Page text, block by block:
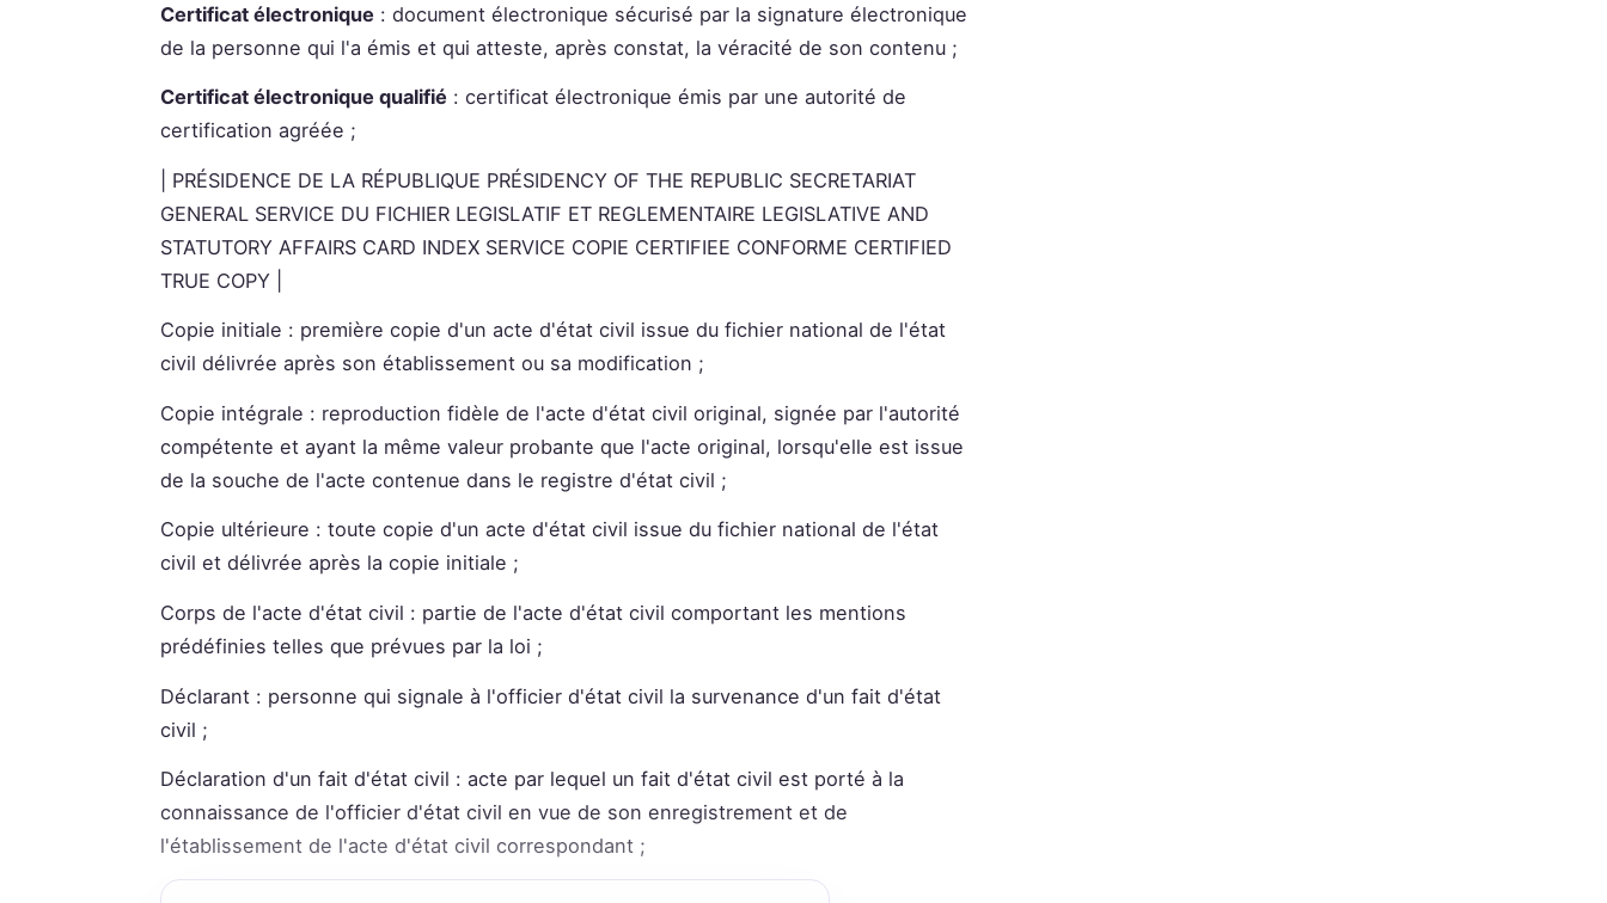
Certificat électronique : document électronique sécurisé par la signature électronique
de la personne qui l'a émis et qui atteste, après constat, la véracité de son contenu ;
Certificat électronique qualifié : certificat électronique émis par une autorité de
certification agréée ;
| PRÉSIDENCE DE LA RÉPUBLIQUE PRÉSIDENCY OF THE REPUBLIC SECRETARIAT
GENERAL SERVICE DU FICHIER LEGISLATIF ET REGLEMENTAIRE LEGISLATIVE AND
STATUTORY AFFAIRS CARD INDEX SERVICE COPIE CERTIFIEE CONFORME CERTIFIED
TRUE COPY |
Copie initiale : première copie d'un acte d'état civil issue du fichier national de l'état
civil délivrée après son établissement ou sa modification ;
Copie intégrale : reproduction fidèle de l'acte d'état civil original, signée par l'autorité
compétente et ayant la même valeur probante que l'acte original, lorsqu'elle est issue
de la souche de l'acte contenue dans le registre d'état civil ;
Copie ultérieure : toute copie d'un acte d'état civil issue du fichier national de l'état
civil et délivrée après la copie initiale ;
Corps de l'acte d'état civil : partie de l'acte d'état civil comportant les mentions
prédéfinies telles que prévues par la loi ;
Déclarant : personne qui signale à l'officier d'état civil la survenance d'un fait d'état
civil ;
Déclaration d'un fait d'état civil : acte par lequel un fait d'état civil est porté à la
connaissance de l'officier d'état civil en vue de son enregistrement et de
l'établissement de l'acte d'état civil correspondant ;